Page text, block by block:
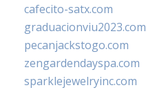
cafecito-satx.com
graduacionviu2023.com
pecanjackstogo.com
zengardendayspa.com
sparklejewelryinc.com